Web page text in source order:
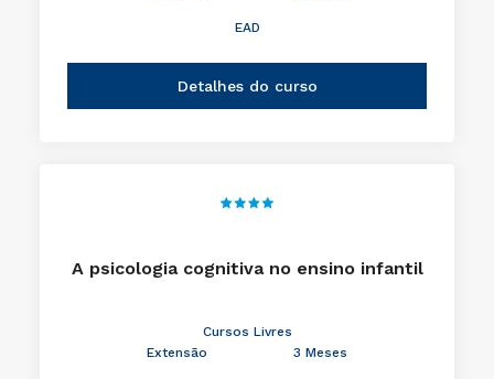
EAD
Detalhes do curso
A psicologia cognitiva no ensino infantil
Cursos Livres
Extensão
3 Meses